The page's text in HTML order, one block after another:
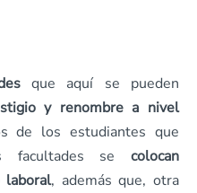
que aquí se pueden
y renombre a nivel
de los estudiantes que
facultades se colocan
laboral, además que, otra